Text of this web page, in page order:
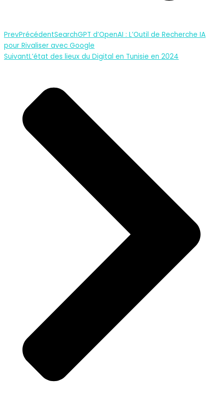
PrevPrécédentSearchGPT d’OpenAI : L’Outil de Recherche IA
pour Rivaliser avec Google
SuivantL’état des lieux du Digital en Tunisie en 2024